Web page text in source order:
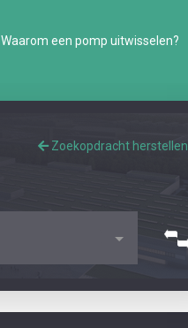
Waarom een pomp uitwisselen?
Zoekopdracht herstellen